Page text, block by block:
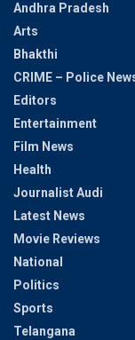
Andhra Pradesh
Arts
Bhakthi
CRIME – Police
Editors
Entertainment
Film News
Health
Journalist Audi
Latest News
Movie Reviews
National
Politics
Sports
Telangana